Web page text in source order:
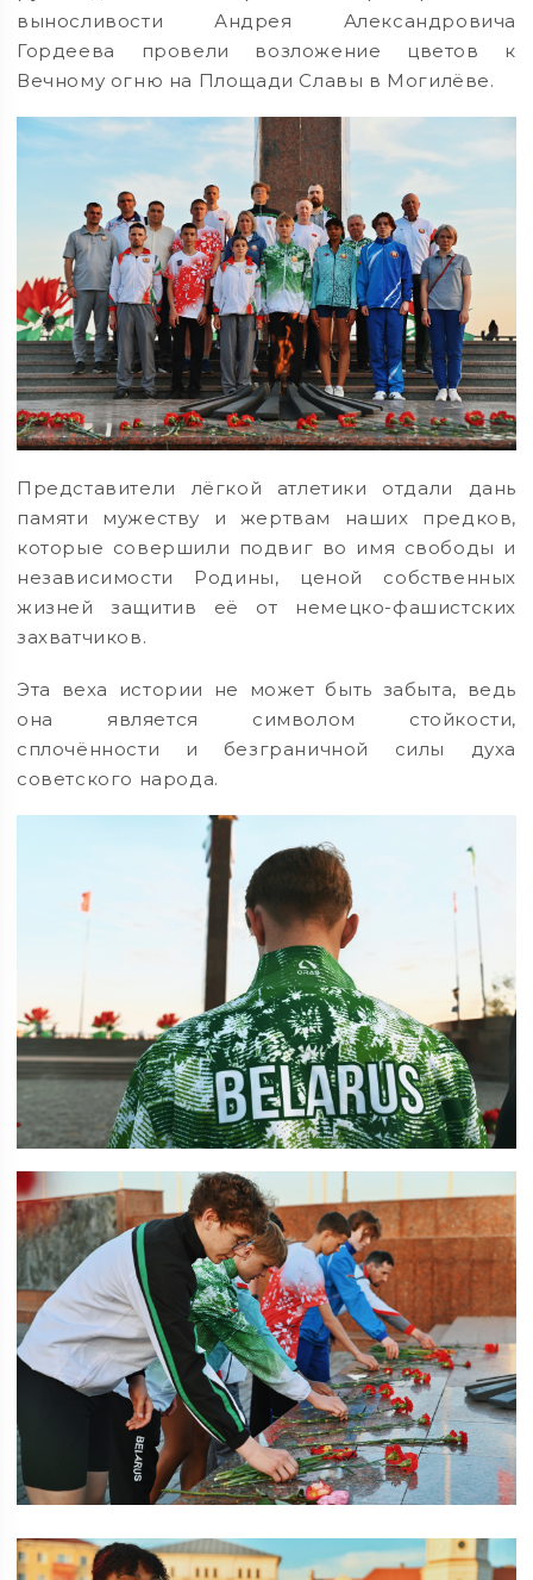
выносливости Андрея Александровича
Гордеева провели возложение цветов к
Вечному огню на Площади Славы в Могилёве.
Представители лёгкой атлетики отдали дань
памяти мужеству и жертвам наших предков,
которые совершили подвиг во имя свободы и
независимости Родины, ценой собственных
жизней защитив её от немецко-фашистских
захватчиков.
Эта веха истории не может быть забыта, ведь
она является символом стойкости,
сплочённости и безграничной силы духа
советского народа.